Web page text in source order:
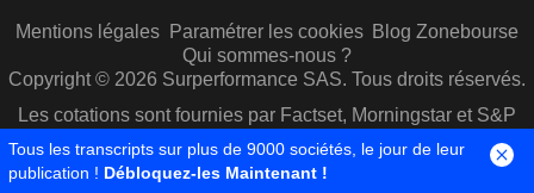
Mentions légales Paramétrer les cookies Blog Zonebourse
Qui sommes-nous ?
Copyright © 2026 Surperformance SAS. Tous droits réservés.
Les cotations sont fournies par Factset, Morningstar et S&P
Capital IQ
Tous les transcripts sur plus de 9000 sociétés, le jour de leur
publication ! Débloquez-les Maintenant !